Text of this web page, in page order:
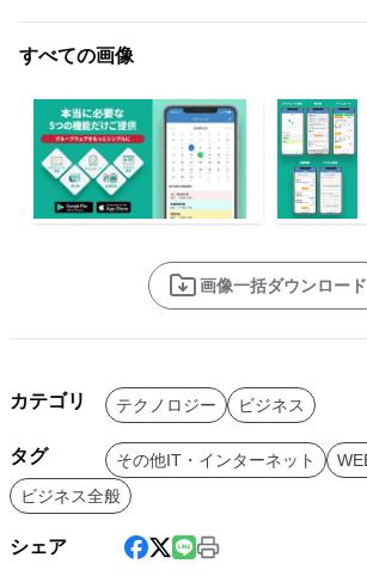
すべての画像
画像一括ダウンロード
カテゴリ テクノロジー ビジネス
タグ その他IT・インターネット
ビジネス全般
シェア